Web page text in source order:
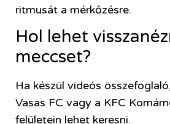
ritmusát a mérkőzésre.
Hol lehet
meccset?
Ha készül videós
Vasas FC vagy a KFC
felületein lehet keresni.